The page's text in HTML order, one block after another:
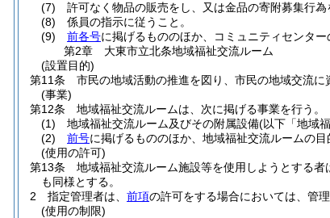
(7)
許可なく物品の販売をし、又は金品の寄附募集行為
(8)
係員の指示に従うこと。
(9)
前各号に掲げるもののほか、コミュニティセンタ
第2章
大東市立北条地域福祉交流ルーム
(設置目的)
第11条
市民の地域活動の推進を図り、市民の地域交流
(事業)
第12条
地域福祉交流ルームは、次に掲げる事業を行う。
(1)
地域福祉交流ルーム及びその附属設備(以下「地域
(2)
前号に掲げるもののほか、地域福祉交流ルームの
(使用の許可)
第13条
地域福祉交流ルーム施設等を使用しようとする
も同様とする。
2
指定管理者は、 前項の許可をする場合においては、管
(使用の制限)